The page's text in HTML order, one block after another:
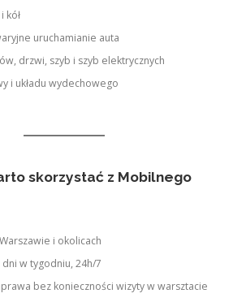
kół
uruchamianie auta
drzwi, szyb i szyb elektrycznych
i układu wydechowego
skorzystać z Mobilnego
i okolicach
w tygodniu, 24h/7
bez konieczności wizyty w warsztacie